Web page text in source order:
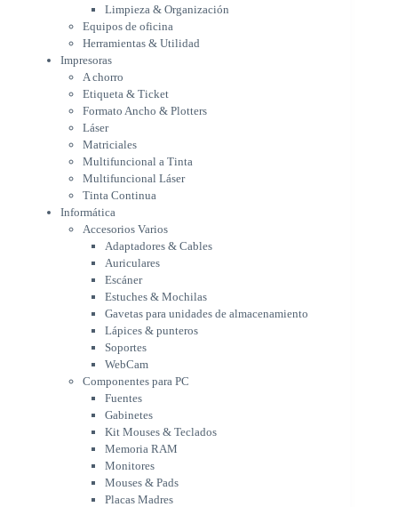
Matriciales
Multifuncional a Tinta
Tinta Continua
Informática
Accesorios Varios
Adaptadores & Cables
Auriculares
Escáner
Estuches & Mochilas
Gavetas para unidades de
almacenamiento
Lápices & punteros
Soportes
WebCam
Componentes para PC
Fuentes
Gabinetes
Kit Mouses & Teclados
Memoria RAM
Monitores
Mouses & Pads
Placas Madres
Procesadores
Refrigeración & Enfriamiento
Tarjetas Gráficas
Teclados
Equipos NUC
Limpieza & Organización
Equipos de oficina
Herramientas & Utilidad
Impresoras
A chorro
Etiqueta & Ticket
Formato Ancho & Plotters
Láser
Matriciales
Multifuncional a Tinta
Multifuncional Láser
Tinta Continua
Informática
Accesorios Varios
Adaptadores & Cables
Auriculares
Escáner
Estuches & Mochilas
Gavetas para unidades de almacenamiento
Lápices & punteros
Soportes
WebCam
Componentes para PC
Fuentes
Gabinetes
Kit Mouses & Teclados
Memoria RAM
Monitores
Mouses & Pads
Placas Madres